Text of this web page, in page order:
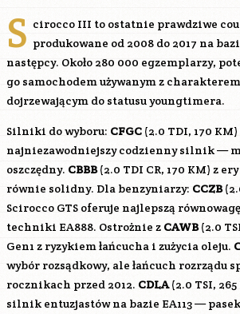
S cirocco III to ostatnie prawdziwe
produkowane od 2008 do 2017 na
następcy. Około 280 000 egzemplarzy,
go samochodem używanym z
dojrzewającym do statusu youngtimera.
Silniki do wyboru: CFGC (2.0 TDI, 170
najniezawodniejszy codzienny silnik —
oszczędny. CBBB(2.0 TDI CR, 170 KM) z
równie solidny. Dla benzyniarzy: CCZB
Scirocco GTS oferuje najlepszą
techniki EA888. Ostrożnie z CAWB(2.0
Gen1 z ryzykiem łańcucha i zużycia oleju.
wybór rozsądkowy, ale łańcuch rozrządu
rocznikach przed 2012. CDLA(2.0 TSI,
silnik entuzjastów na bazie EA113 —